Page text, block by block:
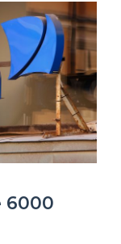
6000